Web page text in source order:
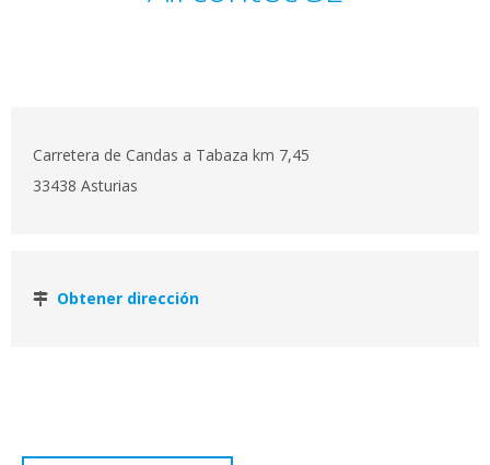
Carretera de Candas a Tabaza km 7,45
33438 Asturias
Obtener dirección